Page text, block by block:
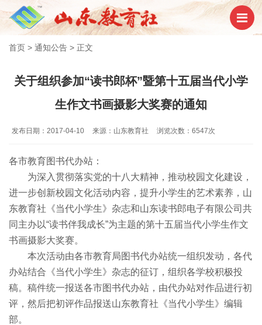
首页 > 通知公告 > 正文
关于组织参加“读书郎杯”暨第十五届当代小学
生作文书画摄影大奖赛的通知
发布日期：2017-04-10 来源：山东教育社 浏览次数：6547次
各市教育图书代办站：
为深入贯彻落实党的十八大精神，推动校园文化建设，
进一步创新校园文化活动内容，提升小学生的艺术素养，山
东教育社《当代小学生》杂志和山东读书郎电子有限公司共
同主办以“读书伴我成长”为主题的第十五届当代小学生作文
书画摄影大奖赛。
本次活动由各市教育局图书代办站统一组织发动，各代
办站结合《当代小学生》杂志的征订，组织各学校积极投
稿。稿件统一报送各市图书代办站，由代办站对作品进行初
评，然后把初评作品报送山东教育社《当代小学生》编辑
部。